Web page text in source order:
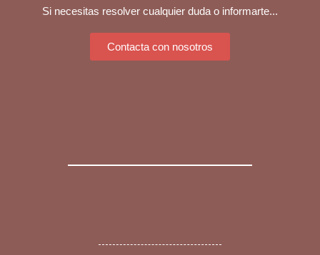
Si necesitas resolver cualquier duda o informarte...
Contacta con nosotros